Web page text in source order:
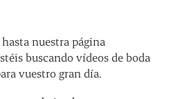
nuestra página
buscando vídeos de boda
vuestro gran día.